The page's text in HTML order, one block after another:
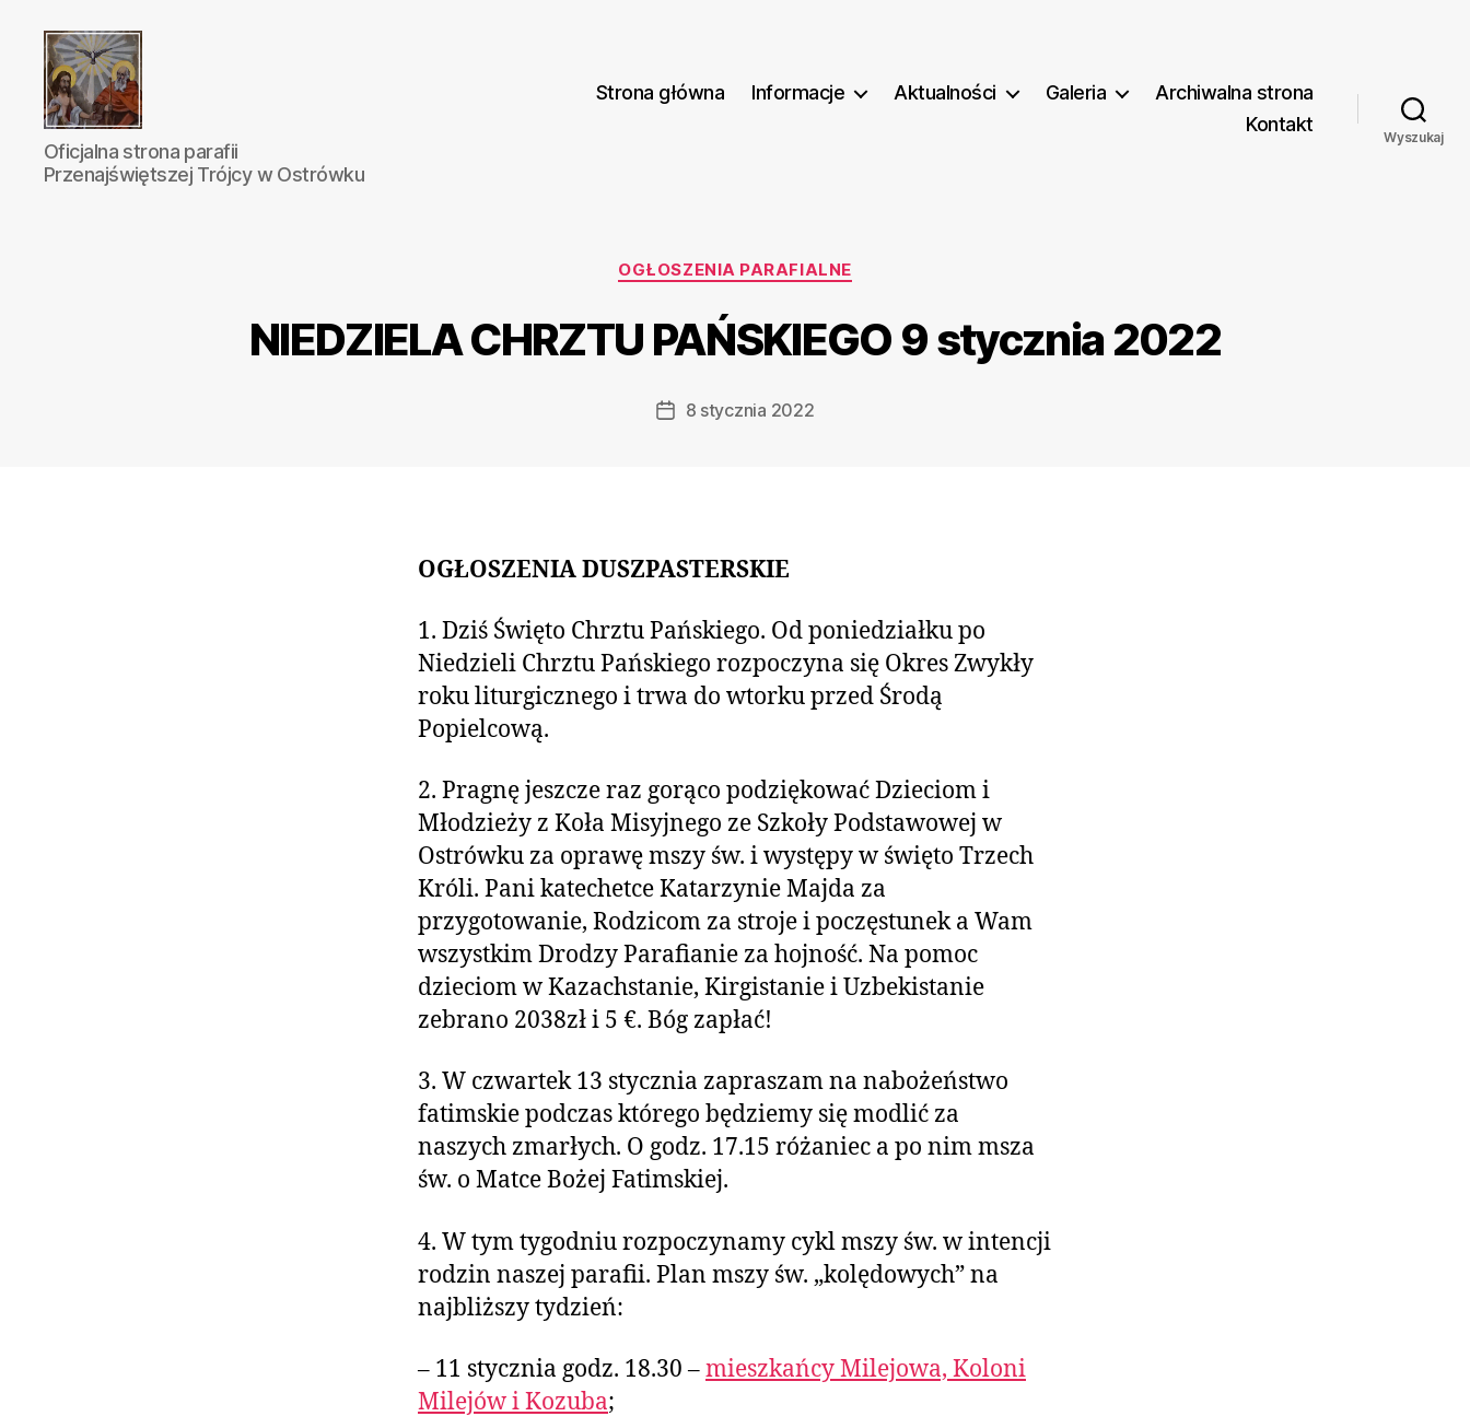
Parafia
Katolicka
Przenajświętszej
Oficjalna strona parafii
Przenajświętszej Trójcy w Ostrówku
Strona główna Informacje Aktualności Galeria
Archiwalna strona
Kontakt
Wyszukaj
Kategorie
OGŁOSZENIA PARAFIALNE
NIEDZIELA CHRZTU PAŃSKIEGO 9 stycznia 2022
Data8 stycznia 2022
OGŁOSZENIA DUSZPASTERSKIE
1. Dziś Święto Chrztu Pańskiego. Od poniedziałku po
Niedzieli Chrztu Pańskiego rozpoczyna się Okres Zwykły
roku liturgicznego i trwa do wtorku przed Środą
Popielcową.
2. Pragnę jeszcze raz gorąco podziękować Dzieciom i
Młodzieży z Koła Misyjnego ze Szkoły Podstawowej w
Ostrówku za oprawę mszy św. i występy w święto Trzech
Króli. Pani katechetce Katarzynie Majda za
przygotowanie, Rodzicom za stroje i poczęstunek a Wam
wszystkim Drodzy Parafianie za hojność. Na pomoc
dzieciom w Kazachstanie, Kirgistanie i Uzbekistanie
zebrano 2038zł i 5 €. Bóg zapłać!
3. W czwartek 13 stycznia zapraszam na nabożeństwo
fatimskie podczas którego będziemy się modlić za
naszych zmarłych. O godz. 17.15 różaniec a po nim msza
św. o Matce Bożej Fatimskiej.
4. W tym tygodniu rozpoczynamy cykl mszy św. w intencji
rodzin naszej parafii. Plan mszy św. „kolędowych” na
najbliższy tydzień:
– 11 stycznia godz. 18.30 –mieszkańcy Milejowa, Koloni
Milejów i Kozuba;